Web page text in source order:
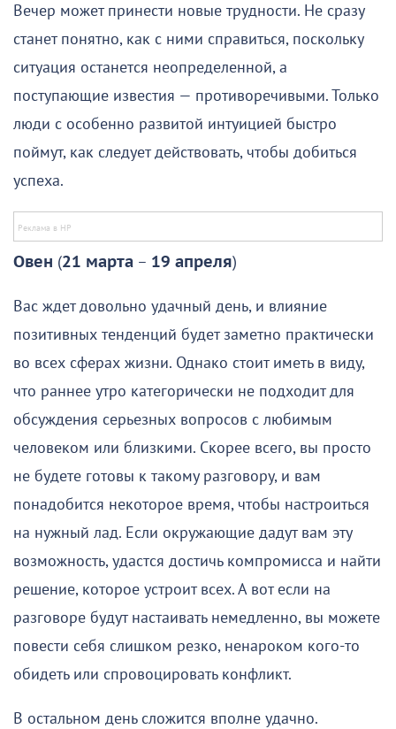
Вечер может принести новые трудности. Не сразу
станет понятно, как с ними справиться, поскольку
ситуация останется неопределенной, а
поступающие известия — противоречивыми. Только
люди с особенно развитой интуицией быстро
поймут, как следует действовать, чтобы добиться
успеха.
Овен (21 марта – 19 апреля)
Вас ждет довольно удачный день, и влияние
позитивных тенденций будет заметно практически
во всех сферах жизни. Однако стоит иметь в виду,
что раннее утро категорически не подходит для
обсуждения серьезных вопросов с любимым
человеком или близкими. Скорее всего, вы просто
не будете готовы к такому разговору, и вам
понадобится некоторое время, чтобы настроиться
на нужный лад. Если окружающие дадут вам эту
возможность, удастся достичь компромисса и найти
решение, которое устроит всех. А вот если на
разговоре будут настаивать немедленно, вы можете
повести себя слишком резко, ненароком кого-то
обидеть или спровоцировать конфликт.
В остальном день сложится вполне удачно.